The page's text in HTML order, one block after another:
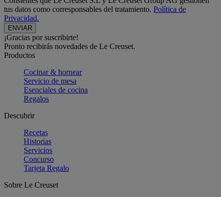
tus datos como corresponsables del tratamiento. Política de
Privacidad.
¡Gracias por suscribirte!
Pronto recibirás novedades de Le Creuset.
Productos
Cocinar & hornear
Servicio de mesa
Esenciales de cocina
Regalos
Descubrir
Recetas
Historias
Servicios
Concurso
Tarjeta Regalo
Sobre Le Creuset